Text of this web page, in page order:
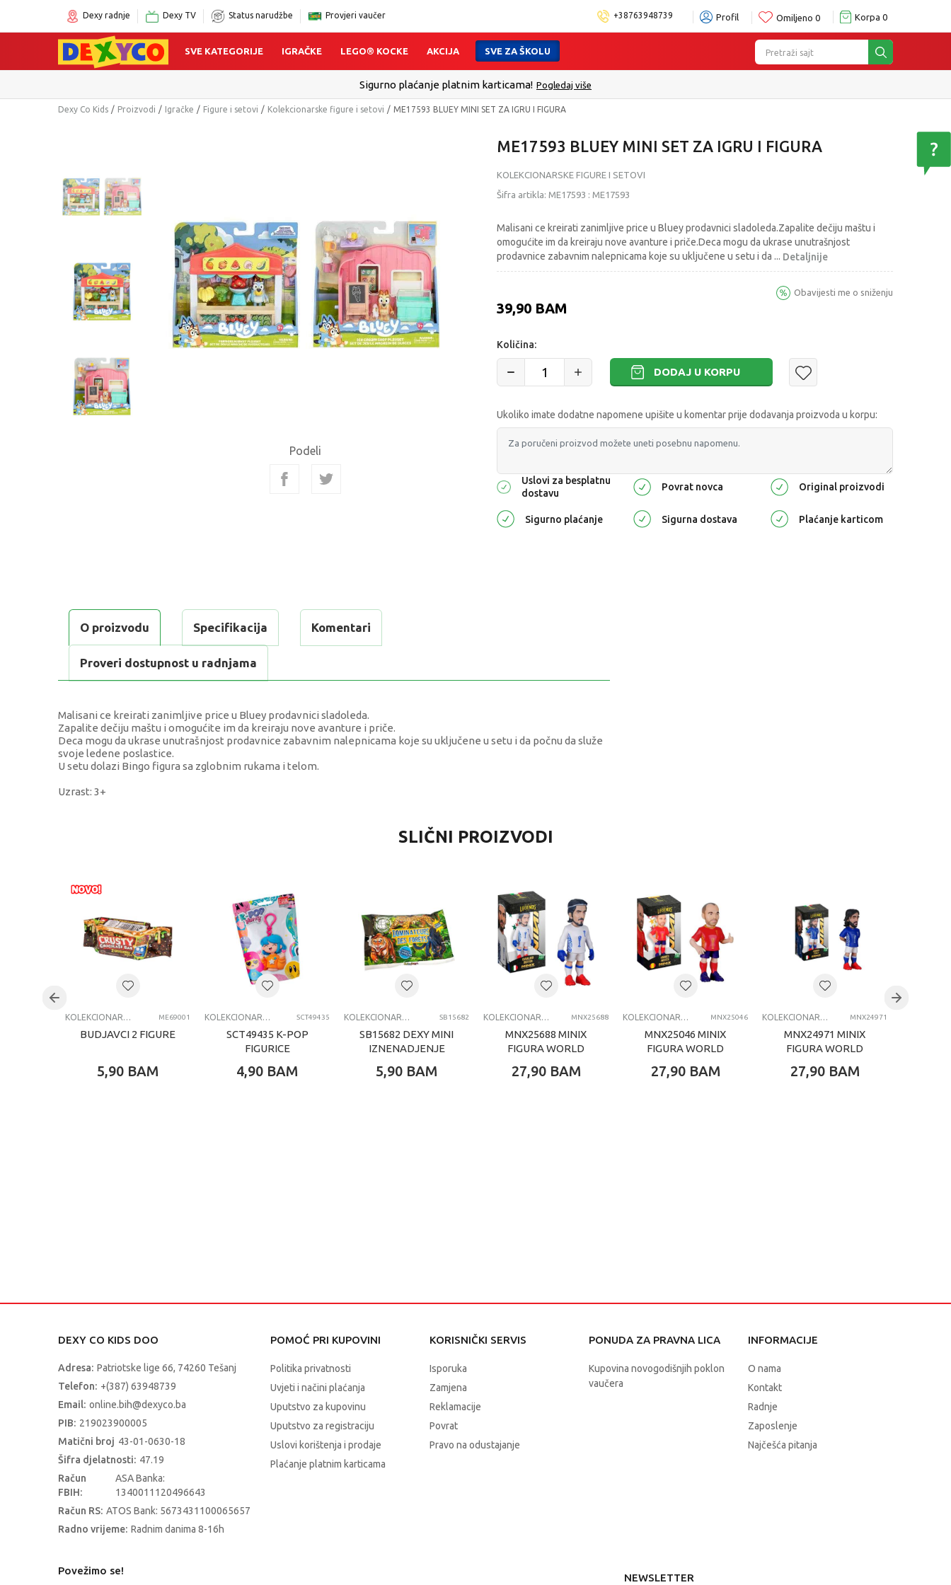
Dexy radnje Dexy TV Status narudžbe Provjeri vaučer +38763948739 Profil Omiljeno 0 Korpa 0
Pretraži sajt
SVE KATEGORIJE IGRAČKE LEGO® KOCKE AKCIJA SVE ZA ŠKOLU
Sigurno plaćanje platnim karticama! Pogledaj više
Dexy Co Kids Proizvodi Igračke Figure i setovi Kolekcionarske figure i setovi ME17593 BLUEY MINI SET ZA IGRU I FIGURA
Podeli
ME17593 BLUEY MINI SET ZA IGRU I FIGURA
KOLEKCIONARSKE FIGURE I SETOVI
Šifra artikla: ME17593 : ME17593
Malisani ce kreirati zanimljive price u Bluey prodavnici sladoleda.Zapalite dečiju maštu i
omogućite im da kreiraju nove avanture i priče.Deca mogu da ukrase unutrašnjost
prodavnice zabavnim nalepnicama koje su uključene u setu i da ... Detaljnije
39,90 BAM
Obavijesti me o sniženju
Količina:
DODAJ U KORPU
Ukoliko imate dodatne napomene upišite u komentar prije dodavanja proizvoda u korpu:
Uslovi za besplatnu
dostavu
Povrat novca Original proizvodi
Sigurno plaćanje Sigurna dostava Plaćanje karticom
O proizvodu Specifikacija Komentari
Proveri dostupnost u radnjama
Malisani ce kreirati zanimljive price u Bluey prodavnici sladoleda.
Zapalite dečiju maštu i omogućite im da kreiraju nove avanture i priče.
Deca mogu da ukrase unutrašnjost prodavnice zabavnim nalepnicama koje su uključene u setu i da počnu da služe
svoje ledene poslastice.
U setu dolazi Bingo figura sa zglobnim rukama i telom.
Uzrast: 3+
Kolekcionarske figure i setovi
Univerzalno
Uzrast
SLIČNI PROIZVODI
KOLEKCIONARSKE FIGURE I SETOVI ME69001
BUDJAVCI 2 FIGURE
5,90 BAM
KOLEKCIONARSKE FIGURE I SETOVI SCT49435
SCT49435 K-POP
FIGURICE
4,90 BAM
KOLEKCIONARSKE FIGURE I SETOVI SB15682
SB15682 DEXY MINI
IZNENADJENJE
PREDATORI
5,90 BAM
KOLEKCIONARSKE FIGURE I SETOVI MNX25688
MNX25688 MINIX
FIGURA WORLD
BUFON
27,90 BAM
KOLEKCIONARSKE FIGURE I SETOVI MNX25046
MNX25046 MINIX
FIGURA WORLD
INIESTA
27,90 BAM
KOLEKCIONARSKE FIGURE I SETOVI MNX24971
MNX24971 MINIX
FIGURA WORLD
27,90 BAM
DEXY CO KIDS DOO
Adresa: Patriotske lige 66, 74260 Tešanj
Telefon: +(387) 63948739
Email: online.bih@dexyco.ba
PIB: 219023900005
Matični broj 43-01-0630-18
Šifra djelatnosti: 47.19
Račun
FBIH:
ASA Banka:
1340011120496643
Račun RS: ATOS Bank: 5673431100065657
Radno vrijeme: Radnim danima 8-16h
POMOĆ PRI KUPOVINI
Politika privatnosti
Uvjeti i načini plaćanja
Uputstvo za kupovinu
Uputstvo za registraciju
Uslovi korištenja i prodaje
Plaćanje platnim karticama
KORISNIČKI SERVIS
Isporuka
Zamjena
Reklamacije
Povrat
Pravo na odustajanje
PONUDA ZA PRAVNA LICA
Kupovina novogodišnjih poklon
vaučera
INFORMACIJE
O nama
Kontakt
Radnje
Zaposlenje
Najčešća pitanja
Povežimo se!
NEWSLETTER